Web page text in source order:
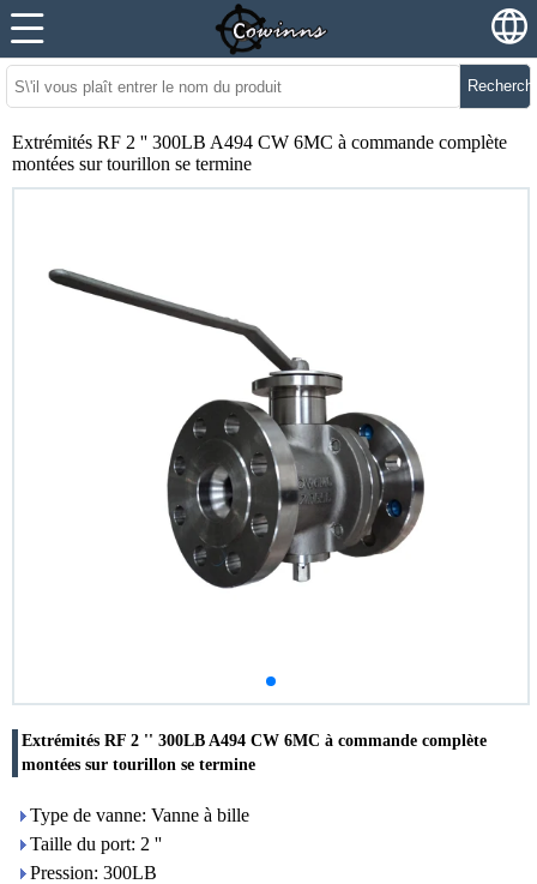
Extrémités RF 2 '' 300LB A494 CW 6MC à commande complète
montées sur tourillon se termine
Extrémités RF 2 '' 300LB A494 CW 6MC à commande complète
montées sur tourillon se termine
Type de vanne: Vanne à bille
Taille du port: 2 ''
Pression: 300LB